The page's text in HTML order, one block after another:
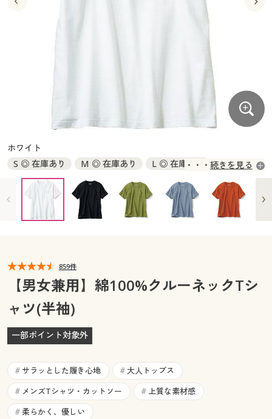
大きいサイズ メンズ
大きいサイズ 事務・制服
カタログ
カタログ・チラシからのご注文
デジタルカタログ
カタログ無料プレゼント
マイページ
閲覧履歴
お気に入り
サポート
ご利用ガイド
大きいサイズ レディース下着
大きいサイズ 事務・制服
シークレットセール
商品カテゴリ一覧
カタログ無料プレゼント
会員メニュー
閲覧履歴
お気に入り
サポート
よくある質問とお問い合わせ
ホワイト
S ◎ 在庫あり
M ◎ 在庫あり
L ◎ 在庫あり
LL ◎ 在庫あり
3L ◎ 在庫あり
5L ◎ 在庫あり
7L ◎ 在庫あり
続きを見る
859件
【男女兼用】綿100%クルーネックTシ
ャツ(半袖)
一部ポイント対象外
# サラッとした履き心地 # 大人トップス
# メンズTシャツ・カットソー # 上質な素材感
# 柔らかく、優しい